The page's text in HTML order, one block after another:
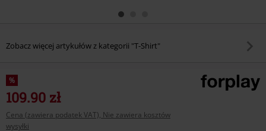
Zobacz więcej artykułów z kategorii "T-Shirt"
%
109.90 zł
Cena (zawiera podatek VAT), Nie zawiera kosztów
wysyłki